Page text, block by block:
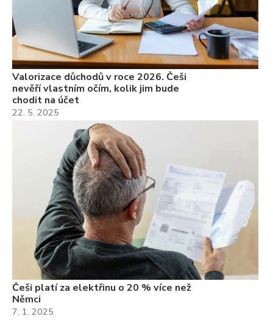
Valorizace důchodů v roce 2026. Češi
nevěří vlastním očím, kolik jim bude
chodit na účet
22. 5. 2025
Češi platí za elektřinu o 20 % více než
Němci
7. 1. 2025